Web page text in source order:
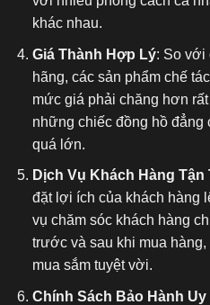
khác nhau.
Giá Thành Hợp Lý: So với
hãng, các sản phẩm chế
mức giá phải chăng hơn
những chiếc đồng hồ đẳng
quá lớn.
Dịch Vụ Khách Hàng Tận
đặt lợi ích của khách hàng
vụ chăm sóc khách hàng
trước và sau khi mua
mua sắm tuyệt vời.
Chính Sách Bảo Hành Uy